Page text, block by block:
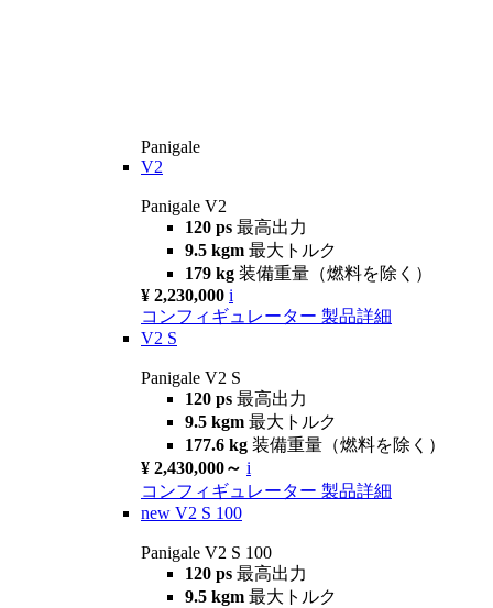
Panigale
V2
Panigale V2
120 ps 最高出力
9.5 kgm 最大トルク
179 kg 装備重量（燃料を除く）
¥ 2,230,000 i
コンフィギュレーター 製品詳細
V2 S
Panigale V2 S
120 ps 最高出力
9.5 kgm 最大トルク
177.6 kg 装備重量（燃料を除く）
¥ 2,430,000～ i
コンフィギュレーター 製品詳細
new V2 S 100
Panigale V2 S 100
120 ps 最高出力
9.5 kgm 最大トルク